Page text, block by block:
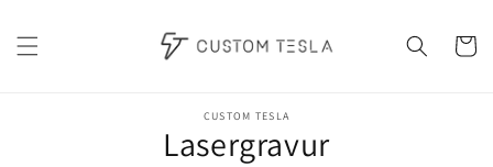
Inhalt
CUSTOM TESLA
Lasergravur